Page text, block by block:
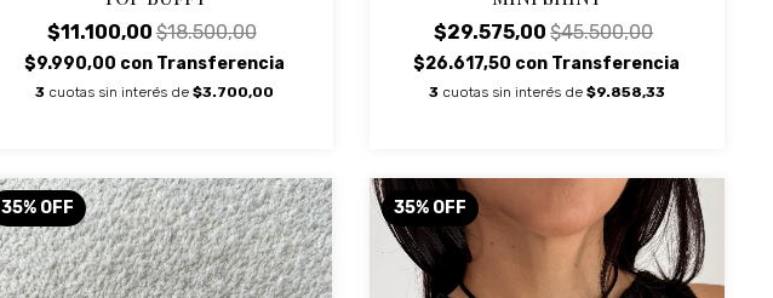
$11.100,00$18.500,00
$9.990,00 con Transferencia
3 cuotas sin interés de$3.700,00
$29.575,00$45.500,00
$26.617,50 con Transferencia
3 cuotas sin interés de $9.858,33
35% OFF 35% OFF